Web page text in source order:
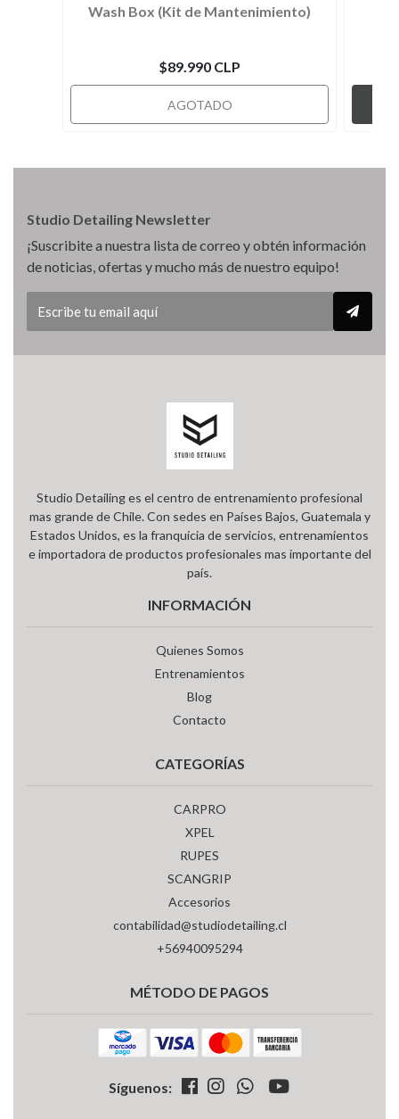
Wash Box (Kit de Mantenimiento)
$89.990 CLP
AGOTADO
Studio Detailing Newsletter
¡Suscribite a nuestra lista de correo y obtén información
de noticias, ofertas y mucho más de nuestro equipo!
Studio Detailing es el centro de entrenamiento profesional
mas grande de Chile. Con sedes en Países Bajos, Guatemala y
Estados Unidos, es la franquicia de servicios, entrenamientos
e importadora de productos profesionales mas importante del
país.
INFORMACIÓN
Quienes Somos
Entrenamientos
Blog
Contacto
CATEGORÍAS
CARPRO
XPEL
RUPES
SCANGRIP
Accesorios
contabilidad@studiodetailing.cl
+56940095294
MÉTODO DE PAGOS
Síguenos: